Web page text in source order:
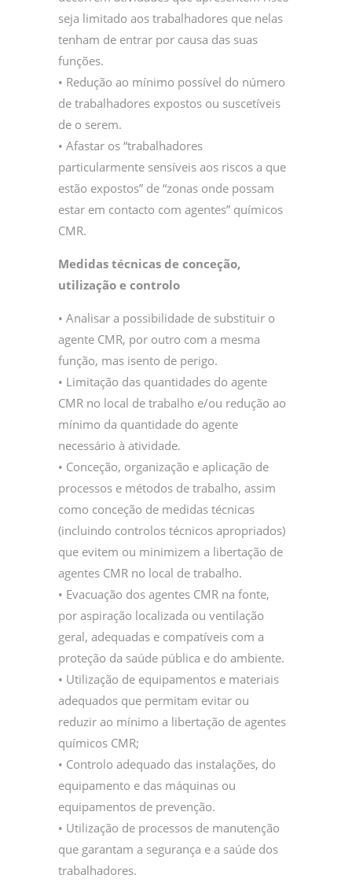
seja limitado aos trabalhadores que nelas
tenham de entrar por causa das suas
funções.
• Redução ao mínimo possível do número
de trabalhadores expostos ou suscetíveis
de o serem.
• Afastar os “trabalhadores
particularmente sensíveis aos riscos a que
estão expostos” de “zonas onde possam
estar em contacto com agentes” químicos
CMR.
Medidas técnicas de conceção,
utilização e controlo
• Analisar a possibilidade de substituir o
agente CMR, por outro com a mesma
função, mas isento de perigo.
• Limitação das quantidades do agente
CMR no local de trabalho e/ou redução ao
mínimo da quantidade do agente
necessário à atividade.
• Conceção, organização e aplicação de
processos e métodos de trabalho, assim
como conceção de medidas técnicas
(incluindo controlos técnicos apropriados)
que evitem ou minimizem a libertação de
agentes CMR no local de trabalho.
• Evacuação dos agentes CMR na fonte,
por aspiração localizada ou ventilação
geral, adequadas e compatíveis com a
proteção da saúde pública e do ambiente.
• Utilização de equipamentos e materiais
adequados que permitam evitar ou
reduzir ao mínimo a libertação de agentes
químicos CMR;
• Controlo adequado das instalações, do
equipamento e das máquinas ou
equipamentos de prevenção.
• Utilização de processos de manutenção
que garantam a segurança e a saúde dos
trabalhadores.